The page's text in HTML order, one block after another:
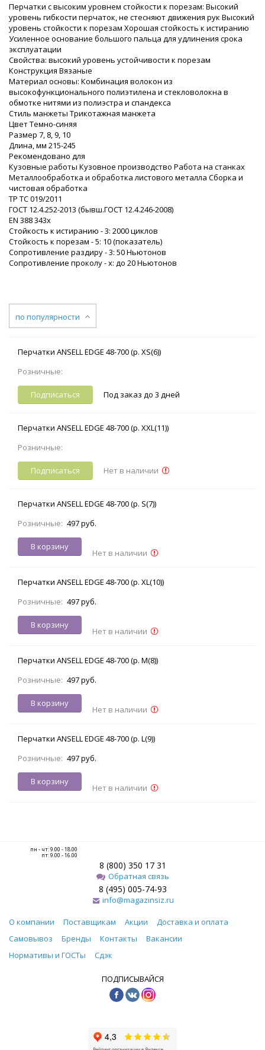
Перчатки с высоким уровнем стойкости к порезам: Высокий
уровень гибкости перчаток, не стесняют движения рук Высокий
уровень стойкости к порезам Хорошая стойкость к истиранию
Усиленное основание большого пальца для удлинения срока
эксплуатации
Свойства: высокий уровень устойчивости к порезам
Конструкция Вязаные
Материал основы: Комбинация волокон из
высокофункционального полиэтилена и стекловолокна в
обмотке нитями из полиэстра и спандекса
Стиль манжеты Трикотажная манжета
Цвет Темно-синяя
Размер 7, 8, 9, 10
Длина, мм 215-245
Рекомендовано для
Кузовные работы Кузовное производство Работа на станках
Металлообработка и обработка листового металла Сборка и
чистовая обработка
ТР ТС 019/2011
ГОСТ 12.4.252-2013 (бывш.ГОСТ 12.4.246-2008)
EN 388 343x
Стойкость к истиранию - 3: 2000 циклов
Стойкость к порезам - 5: 10 (показатель)
Сопротивление раздиру - 3: 50 Ньютонов
Сопротивление проколу - x: до 20 Ньютонов
по популярности
Перчатки ANSELL EDGE 48-700 (р. XS(6))
Розничные:
Подписаться Под заказ до 3 дней
Перчатки ANSELL EDGE 48-700 (р. XXL(11))
Розничные:
Подписаться Нет в наличии
Перчатки ANSELL EDGE 48-700 (р. S(7))
Розничные: 497 руб.
В корзину
Нет в наличии
Перчатки ANSELL EDGE 48-700 (р. XL(10))
Розничные: 497 руб.
В корзину
Нет в наличии
Перчатки ANSELL EDGE 48-700 (р. M(8))
Розничные: 497 руб.
В корзину
Нет в наличии
Перчатки ANSELL EDGE 48-700 (р. L(9))
Розничные: 497 руб.
В корзину
Нет в наличии
пн - чт: 9.00 - 18.00
пт: 9.00 - 16.00
8 (800) 350 17 31
Обратная связь
8 (495) 005-74-93
info@magazinsiz.ru
О компании Поставщикам Акции
Доставка и оплата
Самовывоз
Бренды Контакты
Вакансии
Нормативы и ГОСТы
Сдэк
ПОДПИСЫВАЙСЯ